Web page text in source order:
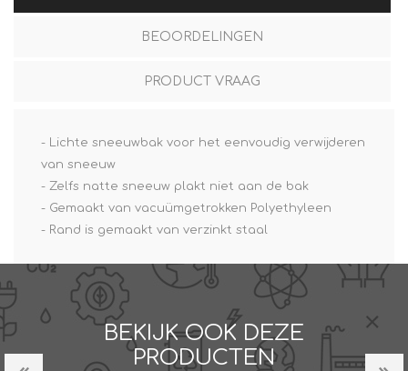
BEOORDELINGEN
PRODUCT VRAAG
- Lichte sneeuwbak voor het eenvoudig verwijderen
van sneeuw
- Zelfs natte sneeuw plakt niet aan de bak
- Gemaakt van vacuümgetrokken Polyethyleen
- Rand is gemaakt van verzinkt staal
BEKIJK OOK DEZE
PRODUCTEN